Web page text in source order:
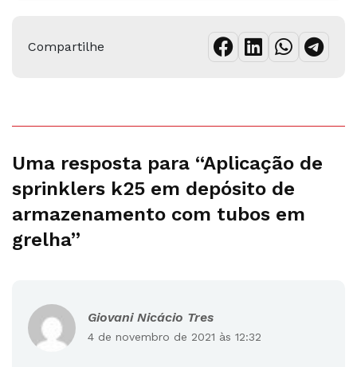
Compartilhe
Uma resposta para “Aplicação de
sprinklers k25 em depósito de
armazenamento com tubos em
grelha”
Giovani Nicácio Tres
4 de novembro de 2021 às 12:32